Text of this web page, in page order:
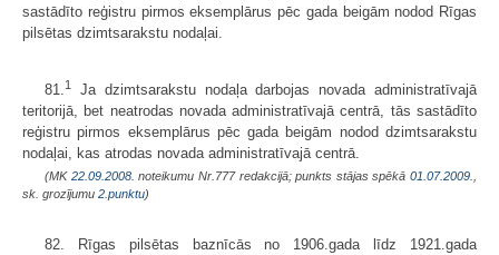
sastādīto reģistru pirmos eksemplārus pēc gada beigām nodod Rīgas
pilsētas dzimtsarak­stu nodaļai.
81.1
Ja dzimtsarakstu nodaļa darbojas novada administratīvajā
teritorijā, bet neatrodas novada administratīvajā centrā, tās sastādīto
reģistru pirmos eksem­plārus pēc gada beigām nodod dzimtsarakstu
nodaļai, kas atrodas novada administratīvajā centrā.
(MK 22.09.2008. noteikumu Nr.777 redakcijā; punkts stājas spēkā 01.07.2009.
sk. grozījumu 2.punktu)
82. Rīgas pilsētas baznīcās no 1906.gada līdz 1921.gada